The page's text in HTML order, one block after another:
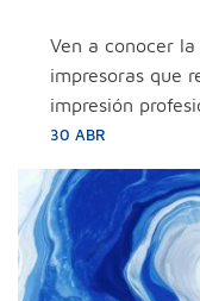
Ven a conocer
impresoras que
impresión
30 ABR